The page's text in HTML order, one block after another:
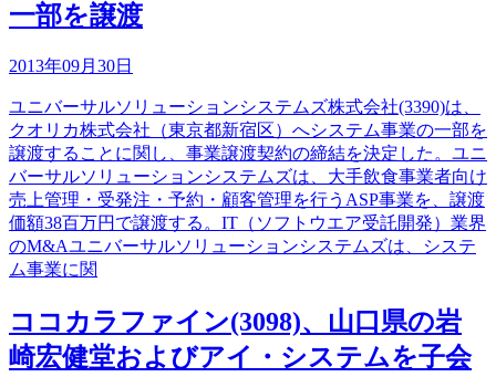
一部を譲渡
2013年09月30日
ユニバーサルソリューションシステムズ株式会社(3390)は、
クオリカ株式会社（東京都新宿区）へシステム事業の一部を
譲渡することに関し、事業譲渡契約の締結を決定した。ユニ
バーサルソリューションシステムズは、大手飲食事業者向け
売上管理・受発注・予約・顧客管理を行うASP事業を、譲渡
価額38百万円で譲渡する。IT（ソフトウエア受託開発）業界
のM&Aユニバーサルソリューションシステムズは、システ
ム事業に関
ココカラファイン(3098)、山口県の岩
崎宏健堂およびアイ・システムを子会